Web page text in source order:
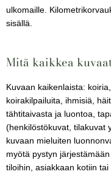
ulkomaille.
sisällä.
Mitä kaikkea
Kuvaan kaikenlaista:
koirakilpailuita, ihmisiä,
tähtitaivasta ja luontoa,
(henkilöstökuvat, tilakuvat
kuvaan mieluiten
myötä pystyn
tiloihin, asiakkaan kotiin